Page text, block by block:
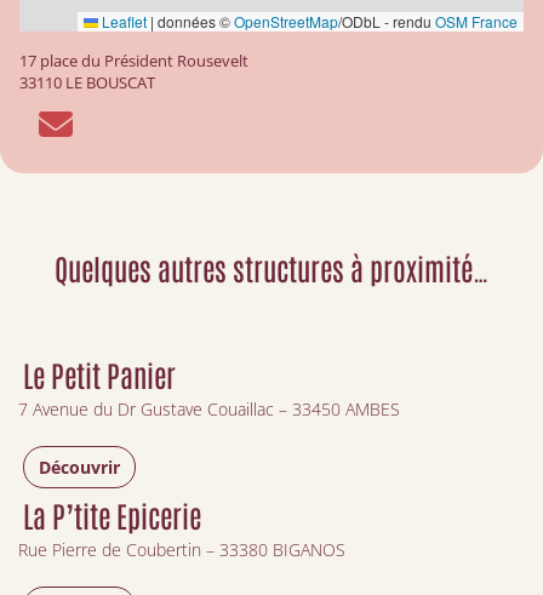
Leaflet | données ©OpenStreetMap/ODbL - rendu OSM France
17 place du Président Rousevelt
33110 LE BOUSCAT
Quelques autres structures à proximité…
Le Petit Panier
7 Avenue du Dr Gustave Couaillac – 33450 AMBES
Découvrir
La P’tite Epicerie
Rue Pierre de Coubertin – 33380 BIGANOS